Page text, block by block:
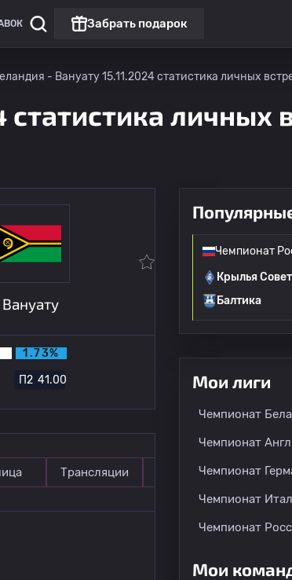
Забрать подарок
- Вануату 15.11.2024 статистика личных
личных
Вануату
1.73%
П241.00
Трансляции Прогноз
России: РПЛ
Махачкала
Чемпионат
Крылья
Балтика
Мои лиги
Чемпионат
Чемпионат
Чемпионат
Чемпионат
Чемпионат
Мои